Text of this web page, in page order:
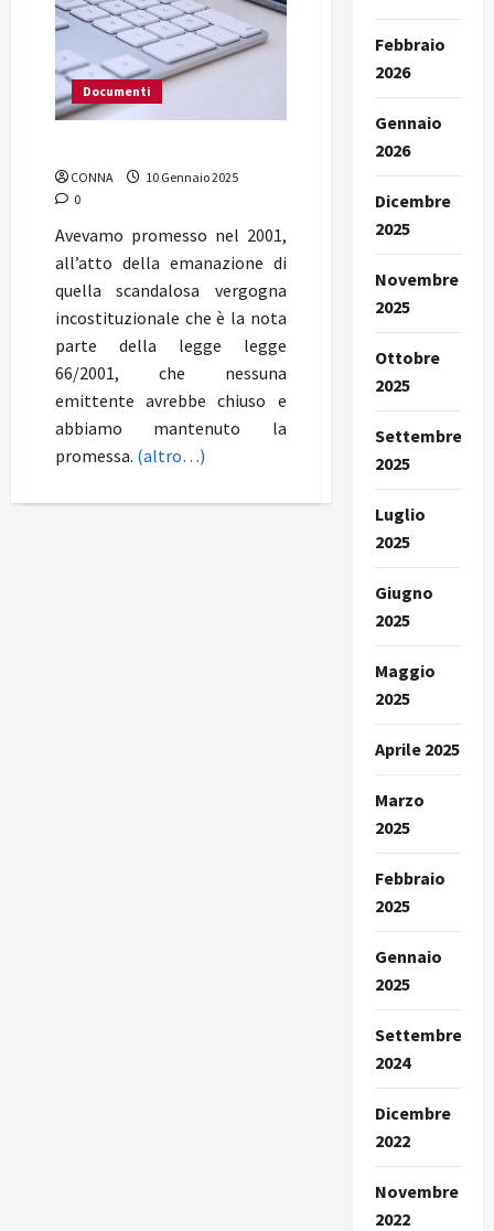
Documenti
CONNA
10 Gennaio 2025
0
Avevamo promesso nel 2001,
all’atto della emanazione di
quella scandalosa vergogna
incostituzionale che è la nota
parte della legge legge
66/2001, che nessuna
emittente avrebbe chiuso e
abbiamo mantenuto la
promessa. (altro…)
Febbraio
2026
Gennaio
2026
Dicembre
2025
Novembre
2025
Ottobre
2025
Settembre
2025
Luglio
2025
Giugno
2025
Maggio
2025
Aprile 2025
Marzo
2025
Febbraio
2025
Gennaio
2025
Settembre
2024
Dicembre
2022
Novembre
2022